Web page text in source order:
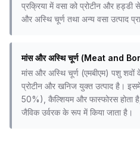
प्रक्रिया में वसा को प्रोटीन और
और अस्थि चूर्ण तथा अन्य वसा उत्पाद
मांस और अस्थि चूर्ण (Meat and
मांस और अस्थि चूर्ण (एमबीएम) पशु
प्रोटीन और खनिज युक्त उत्पाद है।
50%), कैल्शियम और फास्फोरस होता
जैविक उर्वरक के रूप में किया जाता है।